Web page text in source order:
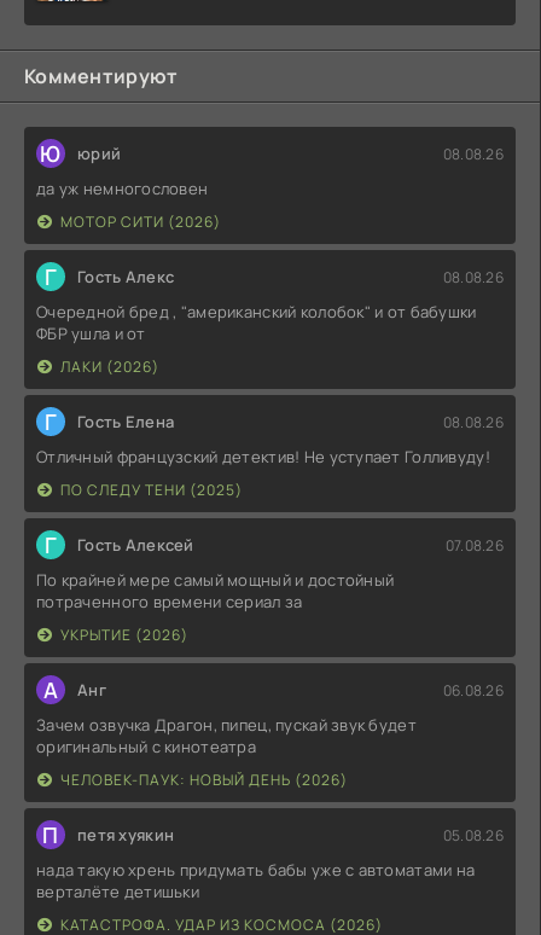
Комментируют
Ю юрий 08.08.26
да уж немногословен
МОТОР СИТИ (2026)
Г Гость Алекс 08.08.26
Очередной бред , "американский колобок" и от бабушки
ФБР ушла и от
ЛАКИ (2026)
Г Гость Елена 08.08.26
Отличный французский детектив! Не уступает Голливуду!
ПО СЛЕДУ ТЕНИ (2025)
Г Гость Алексей 07.08.26
По крайней мере самый мощный и достойный
потраченного времени сериал за
УКРЫТИЕ (2026)
А Анг 06.08.26
Зачем озвучка Драгон, пипец, пускай звук будет
оригинальный с кинотеатра
ЧЕЛОВЕК-ПАУК: НОВЫЙ ДЕНЬ (2026)
П петя хуякин 05.08.26
нада такую хрень придумать бабы уже с автоматами на
верталёте детишьки
КАТАСТРОФА. УДАР ИЗ КОСМОСА (2026)